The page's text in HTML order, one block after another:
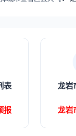
表
报
龙岩
龙岩